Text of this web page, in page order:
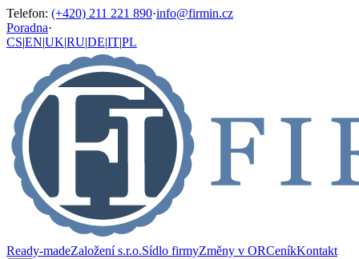
Telefon: (+420) 211 221 890·info@firmin.cz
Poradna·
CS|EN|UK|RU|DE|IT|PL
Ready-madeZaložení s.r.o.Sídlo firmyZměny v ORCeníkKontakt